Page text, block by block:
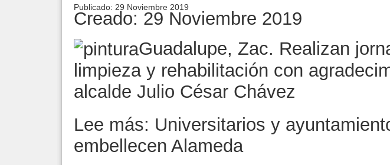
Publicado: 29 Noviembre 2019
Creado: 29 Noviembre 2019
Guadalupe, Zac. Realizan
limpieza y rehabilitación con
alcalde Julio César Chávez
Lee más: Universitarios y
embellecen Alameda